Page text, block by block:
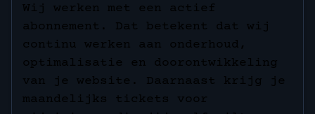
Wij werken met een actief
abonnement. Dat betekent dat wij
continu werken aan onderhoud,
optimalisatie en doorontwikkeling
van je website. Daarnaast krijg je
maandelijks tickets voor